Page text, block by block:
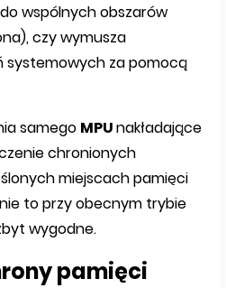
wspólnych obszarów
czy wymusza
systemowych za pomocą
samego MPUnakładające
chronionych
miejscach pamięci
to przy obecnym trybie
wygodne.
pamięci